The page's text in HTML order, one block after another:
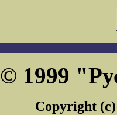
© 1999
Copyright